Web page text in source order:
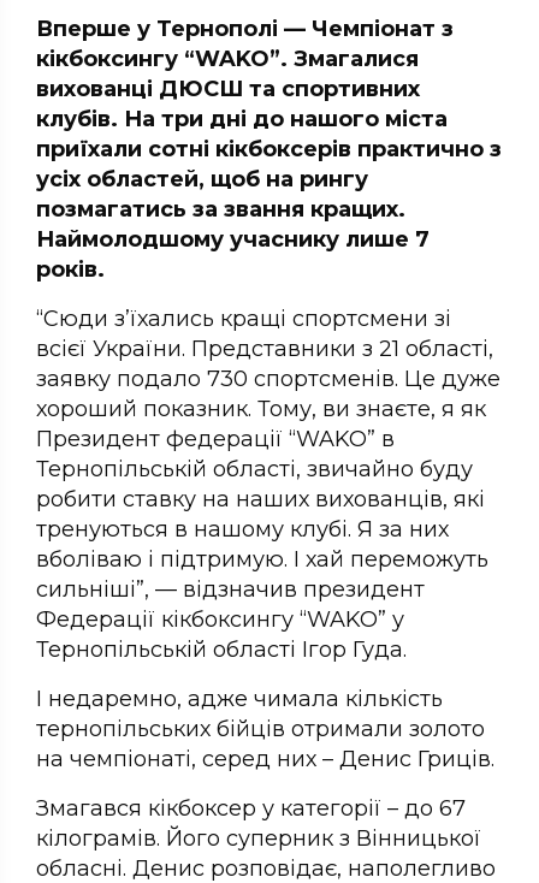
Вперше у Тернополі — Чемпіонат з
кікбоксингу “WAKO”. Змагалися
вихованці ДЮСШ та спортивних
клубів. На три дні до нашого міста
приїхали сотні кікбоксерів практично з
усіх областей, щоб на рингу
позмагатись за звання кращих.
Наймолодшому учаснику лише 7
років.
“Сюди з’їхались кращі спортсмени зі
всієї України. Представники з 21 області,
заявку подало 730 спортсменів. Це дуже
хороший показник. Тому, ви знаєте, я як
Президент федерації “WAKO” в
Тернопільській області, звичайно буду
робити ставку на наших вихованців, які
тренуються в нашому клубі. Я за них
вболіваю і підтримую. І хай переможуть
сильніші”, — відзначив президент
Федерації кікбоксингу “WAKO” у
Тернопільській області Ігор Гуда.
І недаремно, адже чимала кількість
тернопільських бійців отримали золото
на чемпіонаті, серед них – Денис Гриців.
Змагався кікбоксер у категорії – до 67
кілограмів. Його суперник з Вінницької
обласні. Денис розповідає, наполегливо